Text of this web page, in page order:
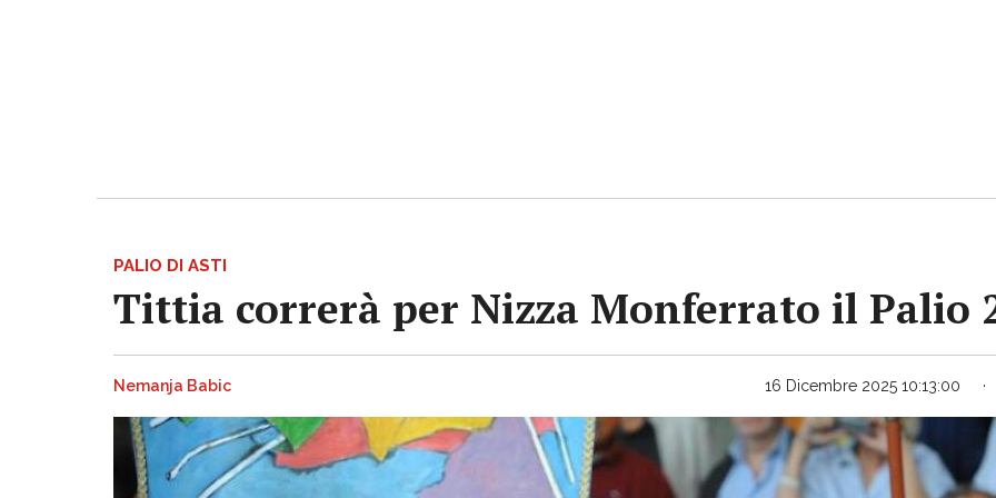
PALIO DI ASTI
Tittia correrà per Nizza Monferrato il Palio
Nemanja Babic 16 Dicembre 2025 10:13:00